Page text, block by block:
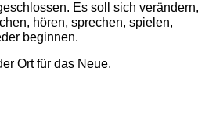
Es soll sich verändern,
hören, sprechen, spielen,
beginnen.
Ort für das Neue.